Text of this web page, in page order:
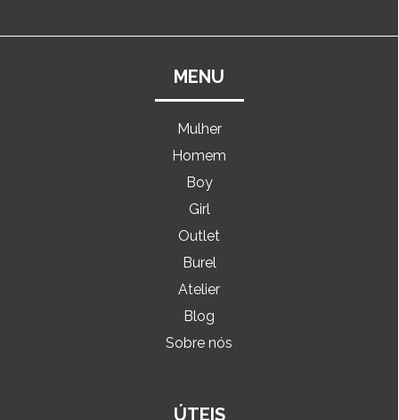
MENU
Mulher
Homem
Boy
Girl
Outlet
Burel
Atelier
Blog
Sobre nós
ÚTEIS